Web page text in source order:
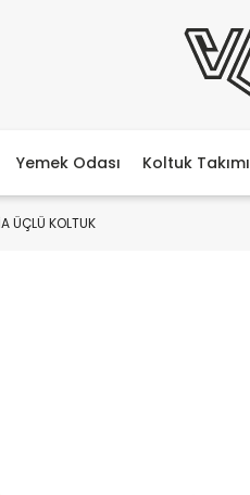
Yemek Odası Koltuk Takımı
ÜÇLÜ KOLTUK